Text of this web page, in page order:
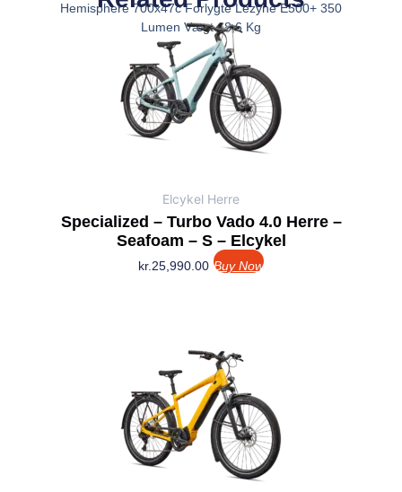
Hemisphere 700x47c Forlygte Lezyne E500+ 350
Lumen Vægt 18,6 Kg
Elcykel Herre
Specialized – Turbo Vado 4.0 Herre –
Seafoam – S – Elcykel
kr.25,990.00 Buy Now